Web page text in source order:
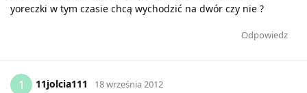
yoreczki w tym czasie chcą wychodzić na dwór czy nie ?
Odpowiedz
1 11jolcia111 18 września 2012